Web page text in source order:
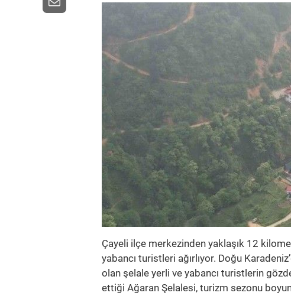
Çayeli ilçe merkezinden yaklaşık 12
yabancı turistleri ağırlıyor. Doğu
olan şelale yerli ve yabancı turistlerin
ettiği Ağaran Şelalesi, turizm sezonu